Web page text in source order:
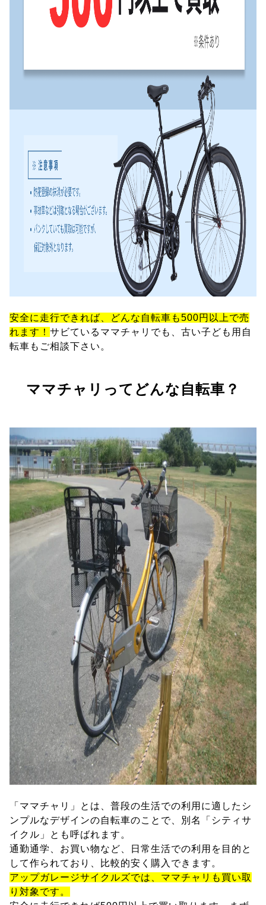
安全に走行できれば、どんな自転車も500円以上で売
れます！ サビているママチャリでも、古い子ども用自
転車もご相談下さい。
ママチャリってどんな自転車？
「ママチャリ」とは、普段の生活での利用に適したシ
ンプルなデザインの自転車のことで、別名「シティサ
イクル」とも呼ばれます。
通勤通学、お買い物など、日常生活での利用を目的と
して作られており、比較的安く購入できます。
アップガレージサイクルズでは、ママチャリも買い取
り対象です。